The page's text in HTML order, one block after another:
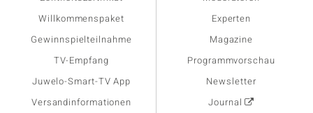
Willkommenspaket
Gewinnspielteilnahme
TV-Empfang
Juwelo-Smart-TV App
Versandinformationen
Experten
Magazine
Programmvorschau
Newsletter
Journal